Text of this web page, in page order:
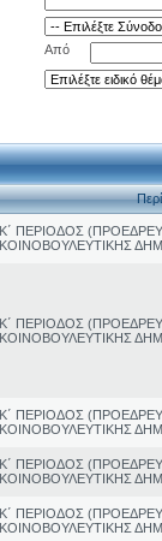
Από
Κ΄ ΠΕΡΙΟΔΟΣ
ΚΟΙΝΟΒΟΥΛΕΥΤΙΚΗΣ
Κ΄ ΠΕΡΙΟΔΟΣ
ΚΟΙΝΟΒΟΥΛΕΥΤΙΚΗΣ
Κ΄ ΠΕΡΙΟΔΟΣ
ΚΟΙΝΟΒΟΥΛΕΥΤΙΚΗΣ
Κ΄ ΠΕΡΙΟΔΟΣ
ΚΟΙΝΟΒΟΥΛΕΥΤΙΚΗΣ
Κ΄ ΠΕΡΙΟΔΟΣ
ΚΟΙΝΟΒΟΥΛΕΥΤΙΚΗΣ